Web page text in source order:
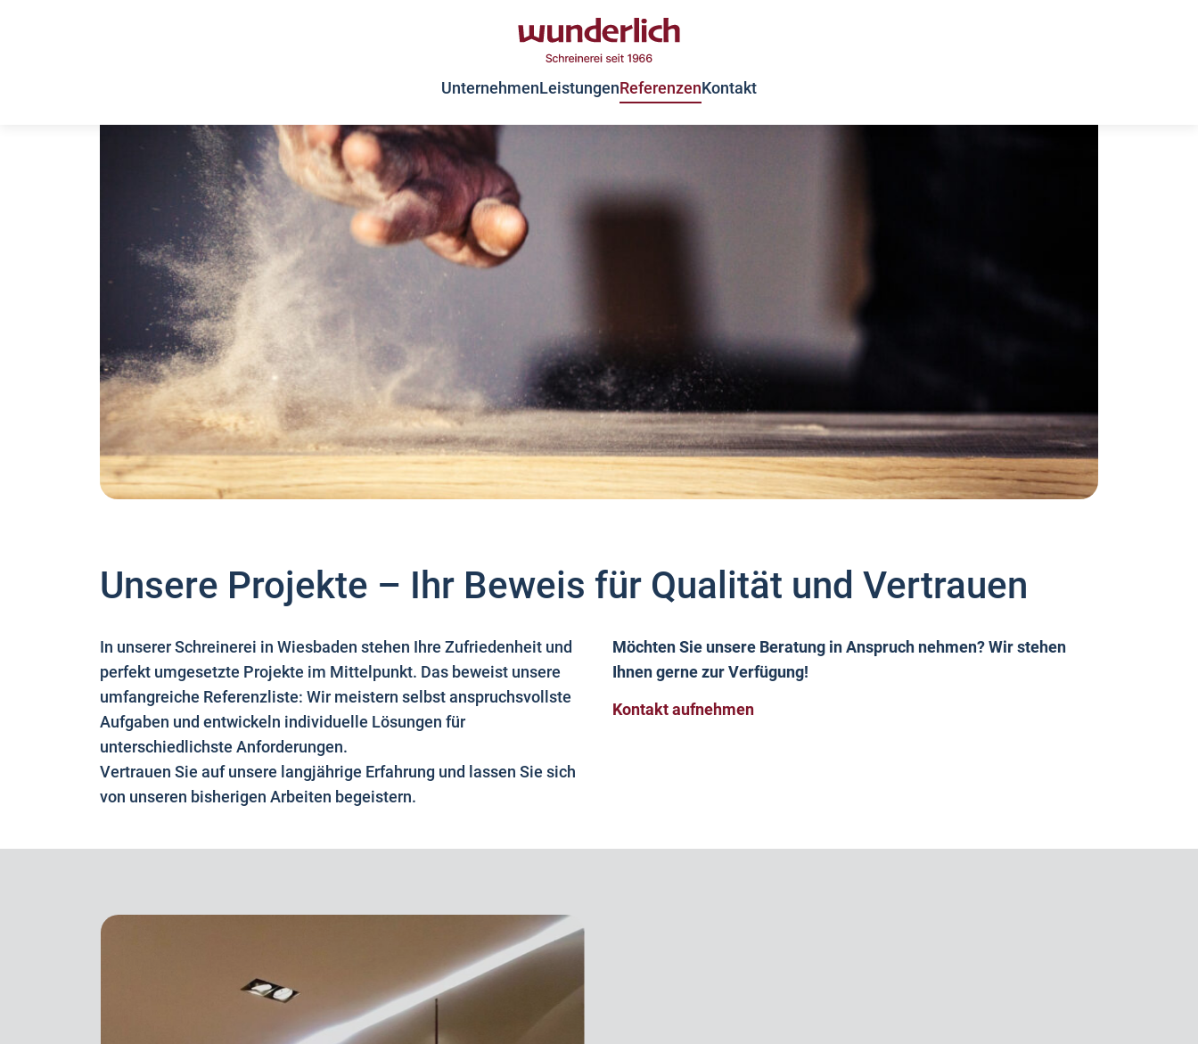
UnternehmenLeistungenReferenzenKontakt
Unsere Projekte – Ihr Beweis für Qualität und Vertrauen
In unserer Schreinerei in Wiesbaden stehen Ihre Zufriedenheit und
perfekt umgesetzte Projekte im Mittelpunkt. Das beweist unsere
umfangreiche Referenzliste: Wir meistern selbst anspruchsvollste
Aufgaben und entwickeln individuelle Lösungen für
unterschiedlichste Anforderungen.
Vertrauen Sie auf unsere langjährige Erfahrung und lassen Sie sich
von unseren bisherigen Arbeiten begeistern.
Möchten Sie unsere Beratung in Anspruch nehmen? Wir stehen
Ihnen gerne zur Verfügung!
Kontakt aufnehmen